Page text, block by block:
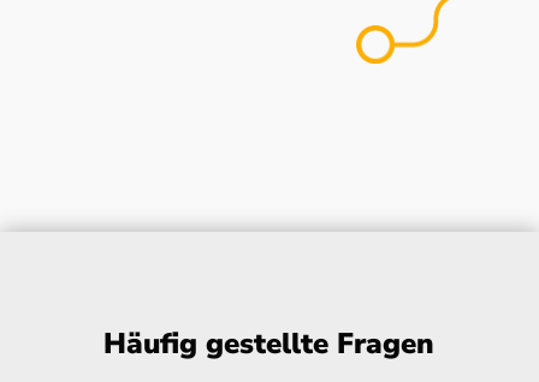
Häufig gestellte Fragen